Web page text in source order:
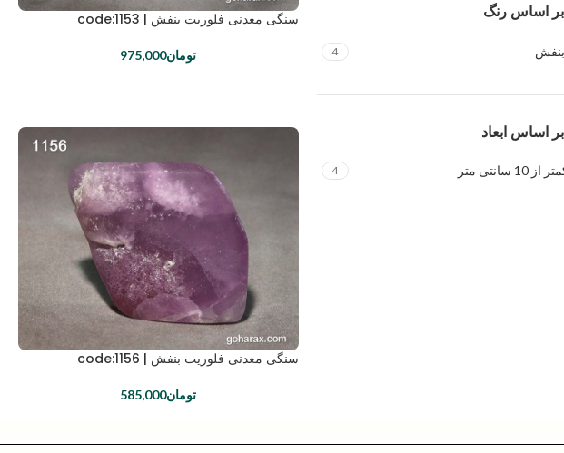
بر اساس رنگ
بنفش 4
اساس ابعاد
سانتی متر 4
سنگی معدنی فلوریت بنفش | code:1153
تومان975,000
سنگی معدنی فلوریت بنفش | code:1156
تومان585,000